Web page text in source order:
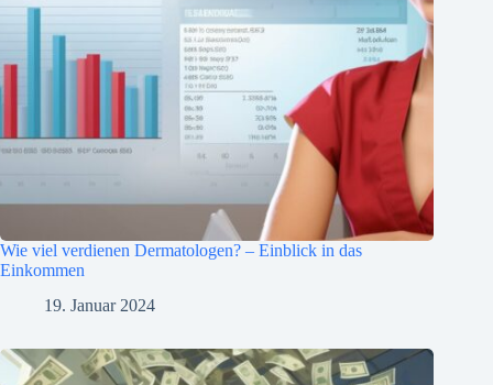
Wie viel verdienen Dermatologen? – Einblick in das
Einkommen
19. Januar 2024